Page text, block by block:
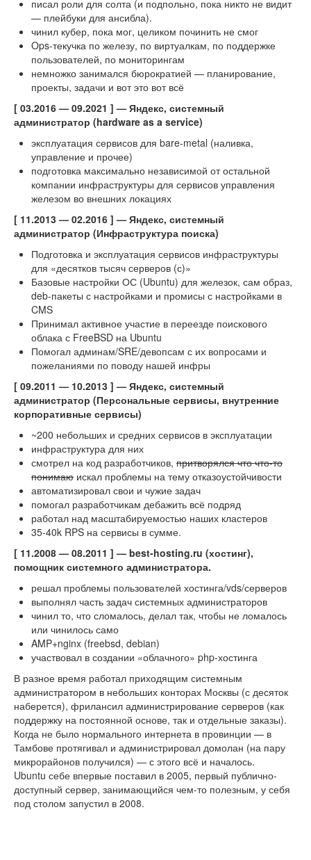
писал роли для солта (и подпольно, пока никто не видит
— плейбуки для ансибла).
чинил кубер, пока мог, целиком починить не смог
Ops-текучка по железу, по виртуалкам, по поддержке
пользователей, по мониторингам
немножко занимался бюрократией — планирование,
проекты, задачи и вот это вот всё
[ 03.2016 — 09.2021 ] — Яндекс, системный
администратор (hardware as a service)
эксплуатация сервисов для bare-metal (наливка,
управление и прочее)
подготовка максимально независимой от остальной
компании инфраструктуры для сервисов управления
железом во внешних локациях
[ 11.2013 — 02.2016 ] — Яндекс, системный
администратор (Инфраструктура поиска)
Подготовка и эксплуатация сервисов инфраструктуры
для «десятков тысяч серверов (с)»
Базовые настройки ОС (Ubuntu) для железок, сам образ,
deb-пакеты с настройками и промисы с настройками в
CMS
Принимал активное участие в переезде поискового
облака с FreeBSD на Ubuntu
Помогал админам/SRE/девопсам с их вопросами и
пожеланиями по поводу нашей инфры
[ 09.2011 — 10.2013 ] — Яндекс, системный
администратор (Персональные сервисы, внутренние
корпоративные сервисы)
~200 небольших и средних сервисов в эксплуатации
инфраструктура для них
смотрел на код разработчиков, притворялся что что-то
понимаю искал проблемы на тему отказоустойчивости
автоматизировал свои и чужие задач
помогал разработчикам дебажить всё подряд
работал над масштабируемостью наших кластеров
35-40k RPS на сервисы в сумме.
[ 11.2008 — 08.2011 ] — best-hosting.ru (хостинг),
помощник системного администратора.
решал проблемы пользователей хостинга/vds/серверов
выполнял часть задач системных администраторов
чинил то, что сломалось, делал так, чтобы не ломалось
или чинилось само
AMP+nginx (freebsd, debian)
участвовал в создании «облачного» php-хостинга
В разное время работал приходящим системным
администратором в небольших конторах Москвы (с десяток
наберется), фрилансил администрирование серверов (как
поддержку на постоянной основе, так и отдельные заказы).
Когда не было нормального интернета в провинции — в
Тамбове протягивал и администрировал домолан (на пару
микрорайонов получился) — с этого всё и началось.
Ubuntu себе впервые поставил в 2005, первый публично-
доступный сервер, занимающийся чем-то полезным, у себя
под столом запустил в 2008.